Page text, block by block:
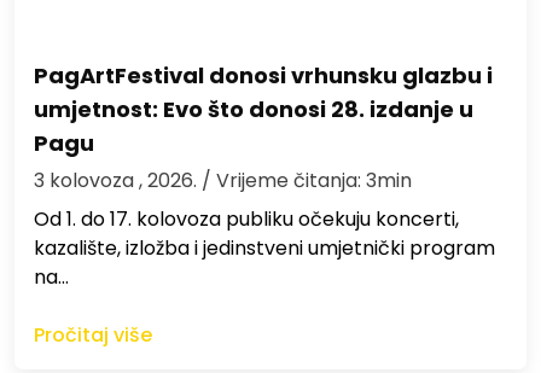
PagArtFestival donosi vrhunsku glazbu i
umjetnost: Evo što donosi 28. izdanje u
Pagu
3 kolovoza , 2026. / Vrijeme čitanja: 3min
Od 1. do 17. kolovoza publiku očekuju koncerti,
kazalište, izložba i jedinstveni umjetnički program
na…
Pročitaj više